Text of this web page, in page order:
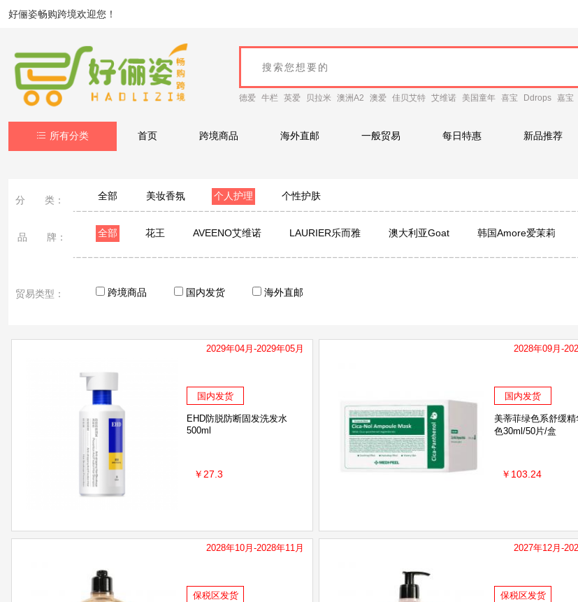
好俪姿畅购跨境欢迎您！
德爱 牛栏 英爱 贝拉米 澳洲A2 澳爱 佳贝艾特 艾维诺 美国童年 喜宝 Ddrops 嘉宝
所有分类 首页 跨境商品 海外直邮 一般贸易 每日特惠 新品推荐
分 类： 全部 美妆香氛 个人护理 个性护肤
品 牌： 全部 花王 AVEENO艾维诺 LAURIER乐而雅 澳大利亚Goat 韩国Amore爱茉莉
英国femfresh芳芯 Healthy Care Red Seal红印 Aussie袋鼠 日本Yanagiya柳屋 LG
欧舒丹 Naris娜丽丝 breath pearls
PELICAN/沛丽康 Theramed汉高 Kracie肌美精 露得清 珊珂SENKA 比那氏
Old Spice Freiol 福来 施华蔻 Mane'n Tail箭牌
VK6 蝶印 Spes 3M BOTANIST/植物学家
CAMCAMX小蜜缇
贸易类型： 跨境商品 国内发货 海外直邮
2029年04月-2029年05月
国内发货
EHD防脱防断固发洗发水
500ml
￥27.3
2028年09月-
国内发货
美蒂菲绿色系舒缓
色30ml/50片/盒
￥103.24
2028年10月-2028年11月
保税区发货
2027年12月-
保税区发货